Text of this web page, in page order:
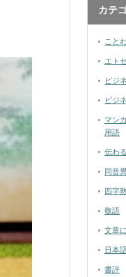
カテ
こと
エト
ビジ
ビジ
マン
用語
伝わ
同音
四字
敬語
文章
日本
書評